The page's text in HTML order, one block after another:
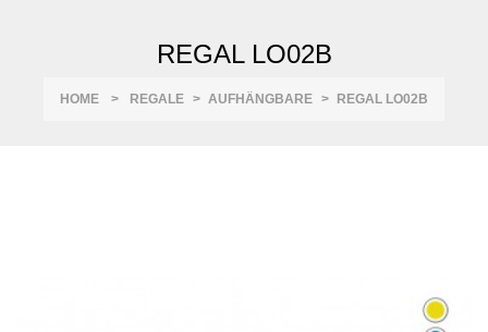
REGAL LO02B
HOME > REGALE > AUFHÄNGBARE > REGAL LO02B